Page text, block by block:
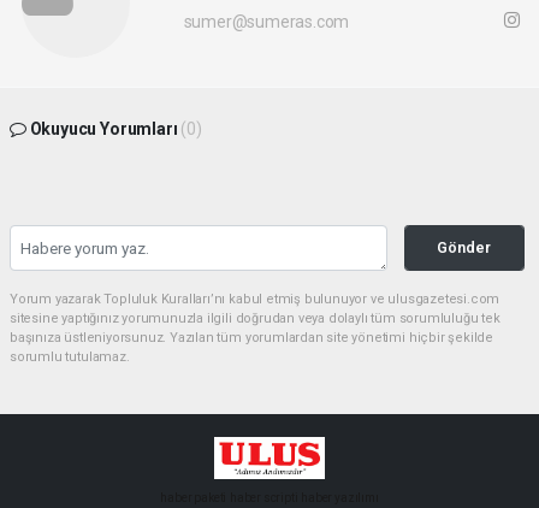
sumer@sumeras.com
Okuyucu Yorumları (0)
Gönder
Yorum yazarak Topluluk Kuralları’nı kabul etmiş bulunuyor ve ulusgazetesi.com
sitesine yaptığınız yorumunuzla ilgili doğrudan veya dolaylı tüm sorumluluğu tek
başınıza üstleniyorsunuz. Yazılan tüm yorumlardan site yönetimi hiçbir şekilde
sorumlu tutulamaz.